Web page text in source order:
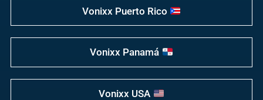
Vonixx Puerto Rico
Vonixx Panamá
Vonixx USA